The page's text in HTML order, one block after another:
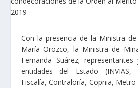
Con la presencia de la Ministra
María Orozco, la Ministra de
Fernanda Suárez;
entidades del Estado (INVIAS,
Fiscalía, Contraloría, Copnia,